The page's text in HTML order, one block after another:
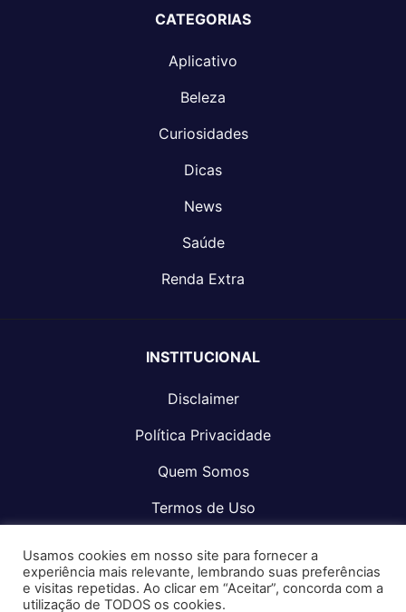
CATEGORIAS
Aplicativo
Beleza
Curiosidades
Dicas
News
Saúde
Renda Extra
INSTITUCIONAL
Disclaimer
Política Privacidade
Quem Somos
Termos de Uso
Usamos cookies em nosso site para fornecer a
experiência mais relevante, lembrando suas preferências
e visitas repetidas. Ao clicar em “Aceitar”, concorda com a
utilização de TODOS os cookies.